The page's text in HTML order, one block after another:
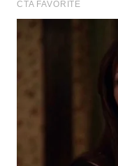
WN
TANGERANG